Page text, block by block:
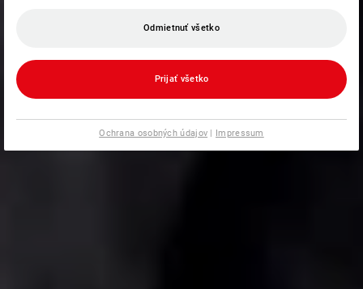
Odmietnuť všetko
Prijať všetko
Ochrana osobných údajov | Impressum